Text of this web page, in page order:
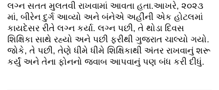
લગ્ન સતત મુલતવી રાખવામાં આવતા હતા.આખરે, ૨૦૨૩
માં, બીરેન દુર્ગ આવ્યો અને બંનેએ અહીંની એક હોટલમાં
કાયદેસર રીતે લગ્ન કર્યા. લગ્ન પછી, તે થોડા દિવસ
શિક્ષિકા સાથે રહ્યો અને પછી ફરીથી ગુજરાત ચાલ્યો ગયો.
જોકે, તે પછી, તેણે ધીમે ધીમે શિક્ષિકાથી અંતર રાખવાનું શરૂ
કર્યું અને તેના ફોનનો જવાબ આપવાનું પણ બંધ કરી દીધું.